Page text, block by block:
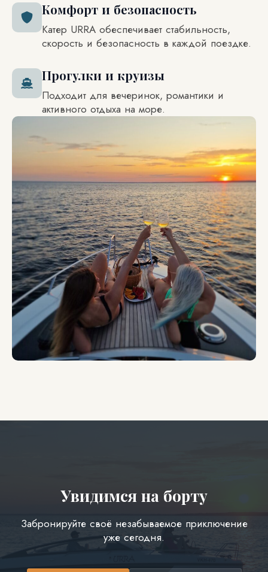
Комфорт и безопасность
Катер URRA обеспечивает стабильность,
скорость и безопасность в каждой поездке.
Прогулки и круизы
Подходит для вечеринок, романтики и
активного отдыха на море.
Увидимся на борту
Забронируйте своё незабываемое приключение
уже сегодня.